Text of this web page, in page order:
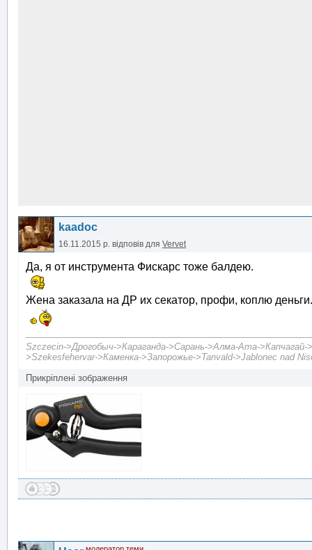
kaadoc
16.11.2015 р. відповів для Vervet
Да, я от инструмента Фискарс тоже балдею.
Жена заказала на ДР их секатор, профи, коплю
Szczecin->Дрогобыч->Караганда->Сарань->Алма-Ата->Капчагай-
>Szekesfehervar->Каменка->Запорожье->Tanvald->Jablonec nad
Прикріплені зображення